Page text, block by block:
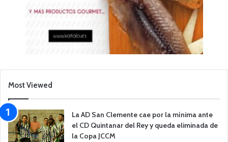
Most Viewed
La AD San Clemente cae por la mínima ante
el CD Quintanar del Rey y queda eliminada de
la Copa JCCM